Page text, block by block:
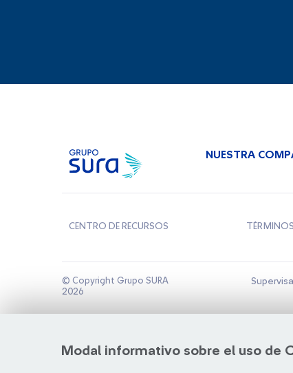
Modal informativo sobre el uso de
NUESTRA
CENTRO DE RECURSOS
© Copyright Grupo SURA
2026